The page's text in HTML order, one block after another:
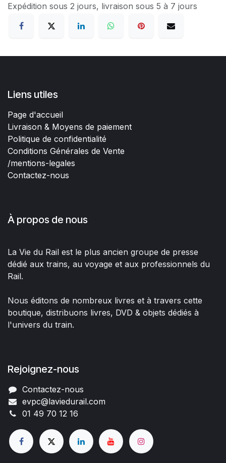
Expédition sous 2 jours, livraison sous 5 à 7 jours
Liens utiles
Page d'accueil
Livraison & Moyens de paiement
Politique de confidentialité
Conditions Générales de Vente
/mentions-legales
Contactez-nous
À propos de nous
La Vie du Rail est le plus ancien groupe de presse
dédié aux trains, au voyage et aux professionnels du
Rail.
Nous éditons de nombreux livres et à travers cette
boutique, distribuons livres, DVD & objets dédiés à
l'univers du train.
Rejoignez-nous
Contactez-nous
evpc@laviedurail.com
01 49 70 12 16